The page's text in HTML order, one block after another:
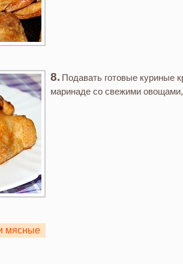
Подавать готовые куриные
маринаде со свежими
мясные